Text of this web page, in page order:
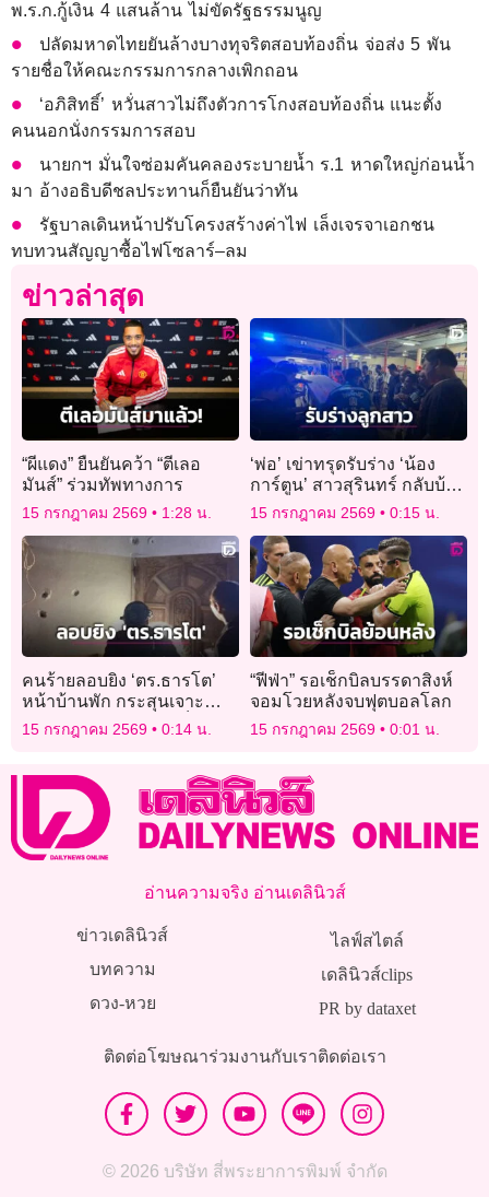
พ.ร.ก.กู้เงิน 4 แสนล้าน ไม่ขัดรัฐธรรมนูญ
ปลัดมหาดไทยยันล้างบางทุจริตสอบท้องถิ่น จ่อส่ง 5 พัน
รายชื่อให้คณะกรรมการกลางเพิกถอน
‘อภิสิทธิ์’ หวั่นสาวไม่ถึงตัวการโกงสอบท้องถิ่น แนะตั้ง
คนนอกนั่งกรรมการสอบ
นายกฯ มั่นใจซ่อมคันคลองระบายน้ำ ร.1 หาดใหญ่ก่อนน้ำ
มา อ้างอธิบดีชลประทานก็ยืนยันว่าทัน
รัฐบาลเดินหน้าปรับโครงสร้างค่าไฟ เล็งเจรจาเอกชน
ทบทวนสัญญาซื้อไฟโซลาร์–ลม
ข่าวล่าสุด
“ผีแดง” ยืนยันคว้า “ตีเลอ
มันส์” ร่วมทัพทางการ
15 กรกฎาคม 2569 1:28 น.
‘พ่อ’ เข่าทรุดรับร่าง ‘น้อง
การ์ตูน’ สาวสุรินทร์ กลับบ้าน
เกิด หลังประสบเหตุ
โศกนาฏกรรมไฟไหม้โรง
เบียร์
15 กรกฎาคม 2569 0:15 น.
คนร้ายลอบยิง ‘ตร.ธารโต’
หน้าบ้านพัก กระสุนเจาะ
กำแพงพรุน โชคดีไร้เจ็บ-ดับ
15 กรกฎาคม 2569 0:14 น.
“ฟีฟ่า” รอเช็กบิลบรรดาสิงห์
จอมโวยหลังจบฟุตบอลโลก
15 กรกฎาคม 2569 0:01 น.
อ่านความจริง อ่านเดลินิวส์
ข่าวเดลินิวส์
บทความ
ดวง-หวย
ไลฟ์สไตล์
เดลินิวส์clips
PR by dataxet
ติดต่อโฆษณาร่วมงานกับเราติดต่อเรา
© 2026 บริษัท สี่พระยาการพิมพ์ จำกัด